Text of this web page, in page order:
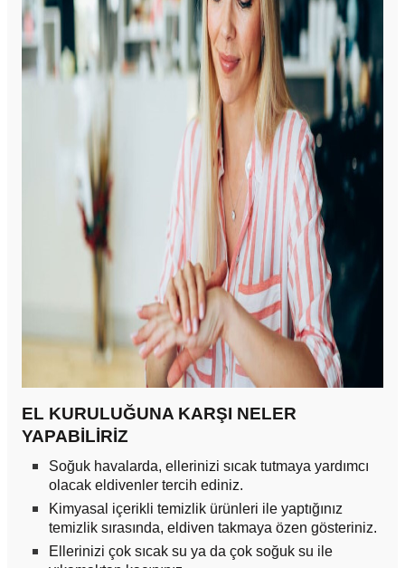
EL KURULUĞUNA KARŞI NELER
YAPABİLİRİZ
Soğuk havalarda, ellerinizi sıcak tutmaya yardımcı
olacak eldivenler tercih ediniz.
Kimyasal içerikli temizlik ürünleri ile yaptığınız
temizlik sırasında, eldiven takmaya özen gösteriniz.
Ellerinizi çok sıcak su ya da çok soğuk su ile